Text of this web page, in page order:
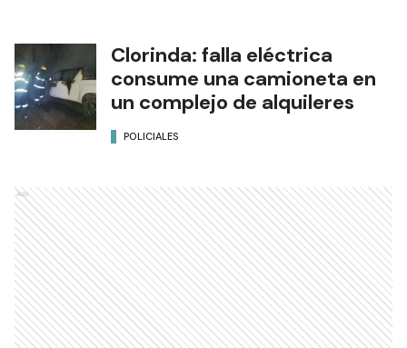
Clorinda: falla eléctrica
consume una camioneta en
un complejo de alquileres
POLICIALES
Ads